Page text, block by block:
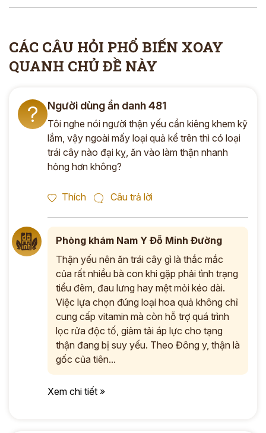
CÁC CÂU HỎI PHỔ BIẾN XOAY
QUANH CHỦ ĐỀ NÀY
? Người dùng ẩn danh 481
Tôi nghe nói người thận yếu cần kiêng khem kỹ
lắm, vậy ngoài mấy loại quả kể trên thì có loại
trái cây nào đại kỵ, ăn vào làm thận nhanh
hỏng hơn không?
Thích Câu trả lời
Phòng khám Nam Y Đỗ Minh Đường
Thận yếu nên ăn trái cây gì là thắc mắc
của rất nhiều bà con khi gặp phải tình trạng
tiểu đêm, đau lưng hay mệt mỏi kéo dài.
Việc lựa chọn đúng loại hoa quả không chỉ
cung cấp vitamin mà còn hỗ trợ quá trình
lọc rửa độc tố, giảm tải áp lực cho tạng
thận đang bị suy yếu. Theo Đông y, thận là
gốc của tiên...
Xem chi tiết »
ĐĂNG KÝ TƯ VẤN »
Thông tin của bạn được bảo mật và chỉ sử dụng cho mục đích tư vấn.